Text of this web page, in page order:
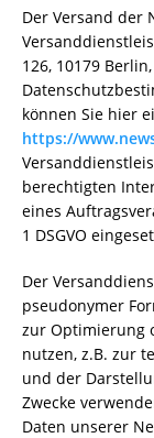
Der Versand der
126, 10179
können Sie hier
https://
berechtigten
eines
1 DSGVO
Der
pseudonymer
zur Optimierung
nutzen, z.B. zur
und der
Zwecke
Daten unserer